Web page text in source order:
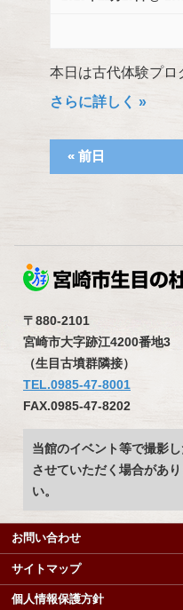
シ
を
示
本日は古代体験プロ
さらに詳しく »
« 前日
〒880-2101
宮崎市大字跡江4200番地3
（生目古墳群隣接）
TEL.0985-47-8001
FAX.0985-47-8202
当館のイベント等で撮影
させていただく場合があ
い。
お問い合わせ
サイトマップ
個人情報保護方針